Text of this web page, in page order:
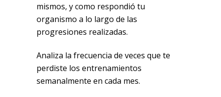
mismos, y como respondió tu
organismo a lo largo de las
progresiones realizadas.
Analiza la frecuencia de veces que te
perdiste los entrenamientos
semanalmente en cada mes.